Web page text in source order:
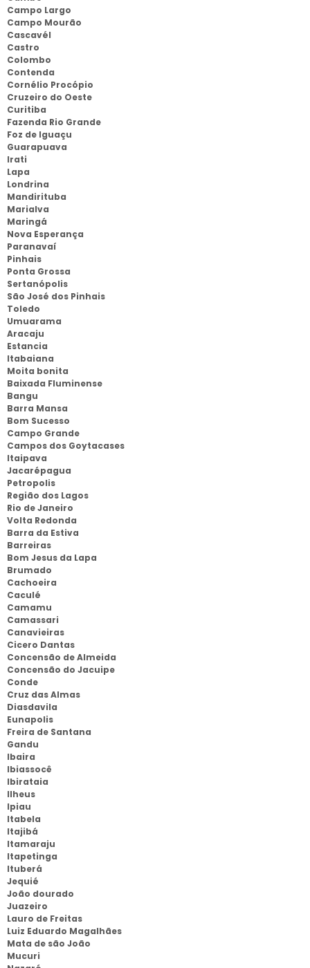
Campo Largo
Campo Mourão
Cascavél
Castro
Colombo
Contenda
Cornélio Procópio
Cruzeiro do Oeste
Curitiba
Fazenda Rio Grande
Foz de Iguaçu
Guarapuava
Irati
Lapa
Londrina
Mandirituba
Marialva
Maringá
Nova Esperança
Paranavaí
Pinhais
Ponta Grossa
Sertanópolis
São José dos Pinhais
Toledo
Umuarama
Aracaju
Estancia
Itabaiana
Moita bonita
Baixada Fluminense
Bangu
Barra Mansa
Bom Sucesso
Campo Grande
Campos dos Goytacases
Itaipava
Jacarépagua
Petropolis
Região dos Lagos
Rio de Janeiro
Volta Redonda
Barra da Estiva
Barreiras
Bom Jesus da Lapa
Brumado
Cachoeira
Caculé
Camamu
Camassari
Canavieiras
Cicero Dantas
Concensão de Almeida
Concensão do Jacuipe
Conde
Cruz das Almas
Diasdavila
Eunapolis
Freira de Santana
Gandu
Ibaira
Ibiassocê
Ibirataia
Ilheus
Ipiau
Itabela
Itajibá
Itamaraju
Itapetinga
Ituberá
Jequié
João dourado
Juazeiro
Lauro de Freitas
Luiz Eduardo Magalhães
Mata de são João
Mucuri